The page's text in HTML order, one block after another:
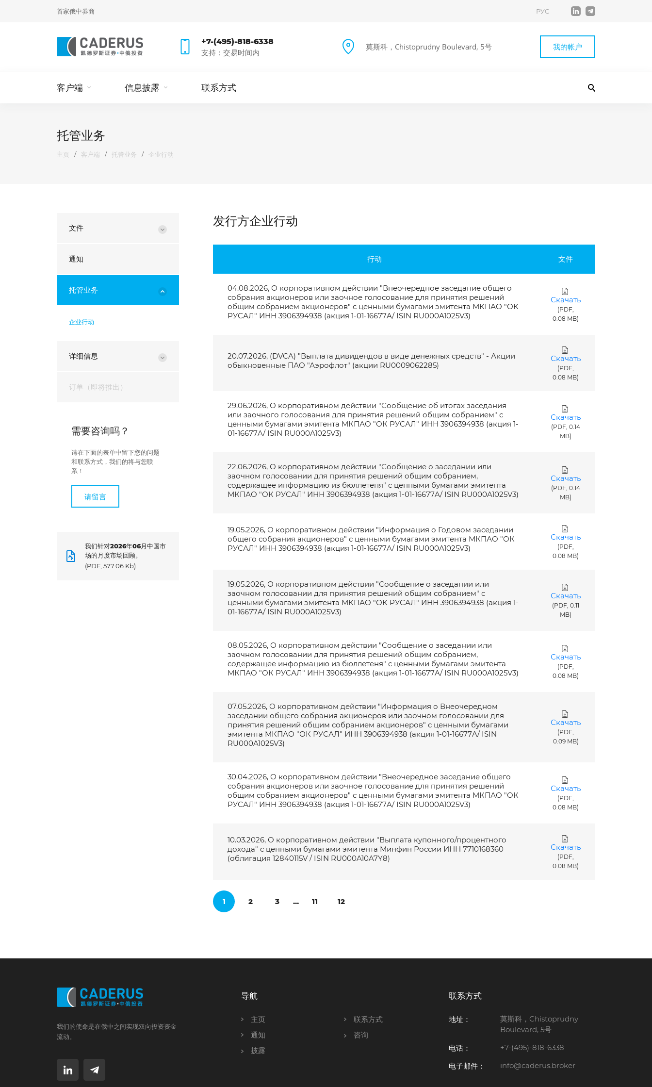
首家俄中券商 РУС
+7-(495)-818-6338
支持：交易时间内
莫斯科，Chistoprudny Boulevard, 5号 我的帐户
客户端 信息披露 联系方式
托管业务
主页 / 客户端 / 托管业务 / 企业行动
文件
通知
托管业务
企业行动
详细信息
订单（即将推出）
需要咨询吗？
请在下面的表单中留下您的问题
和联系方式，我们的将与您联
系！
请留言
我们针对2026年06月中国市
场的月度市场回顾。
(PDF, 577.06 Kb)
发行方企业行动
行动 文件
04.08.2026, О корпоративном действии "Внеочередное заседание общего
собрания акционеров или заочное голосование для принятия решений
общим собранием акционеров" с ценными бумагами эмитента МКПАО "ОК
РУСАЛ" ИНН 3906394938 (акция 1-01-16677A/ ISIN RU000A1025V3)
Скачать
(PDF,
0.08 MB)
20.07.2026, (DVCA) "Выплата дивидендов в виде денежных средств" - Акции
обыкновенные ПАО "Аэрофлот" (акции RU0009062285)
Скачать
(PDF,
0.08 MB)
29.06.2026, О корпоративном действии "Сообщение об итогах заседания
или заочного голосования для принятия решений общим собранием" с
ценными бумагами эмитента МКПАО "ОК РУСАЛ" ИНН 3906394938 (акция 1-
01-16677A/ ISIN RU000A1025V3)
Скачать
(PDF, 0.14
MB)
22.06.2026, О корпоративном действии "Сообщение о заседании или
заочном голосовании для принятия решений общим собранием,
содержащее информацию из бюллетеня" с ценными бумагами эмитента
МКПАО "ОК РУСАЛ" ИНН 3906394938 (акция 1-01-16677A/ ISIN RU000A1025V3)
Скачать
(PDF, 0.14
MB)
19.05.2026, О корпоративном действии "Информация о Годовом заседании
общего собрания акционеров" с ценными бумагами эмитента МКПАО "ОК
РУСАЛ" ИНН 3906394938 (акция 1-01-16677A/ ISIN RU000A1025V3)
Скачать
(PDF,
0.08 MB)
19.05.2026, О корпоративном действии "Сообщение о заседании или
заочном голосовании для принятия решений общим собранием" с
ценными бумагами эмитента МКПАО "ОК РУСАЛ" ИНН 3906394938 (акция 1-
01-16677A/ ISIN RU000A1025V3)
Скачать
(PDF, 0.11
MB)
08.05.2026, О корпоративном действии "Сообщение о заседании или
заочном голосовании для принятия решений общим собранием,
содержащее информацию из бюллетеня" с ценными бумагами эмитента
МКПАО "ОК РУСАЛ" ИНН 3906394938 (акция 1-01-16677A/ ISIN RU000A1025V3)
Скачать
(PDF,
0.08 MB)
07.05.2026, О корпоративном действии "Информация о Внеочередном
заседании общего собрания акционеров или заочном голосовании для
принятия решений общим собранием акционеров" с ценными бумагами
эмитента МКПАО "ОК РУСАЛ" ИНН 3906394938 (акция 1-01-16677A/ ISIN
RU000A1025V3)
Скачать
(PDF,
0.09 MB)
30.04.2026, О корпоративном действии "Внеочередное заседание общего
собрания акционеров или заочное голосование для принятия решений
общим собранием акционеров" с ценными бумагами эмитента МКПАО "ОК
РУСАЛ" ИНН 3906394938 (акция 1-01-16677A/ ISIN RU000A1025V3)
Скачать
(PDF,
0.08 MB)
10.03.2026, О корпоративном действии "Выплата купонного/процентного
дохода" с ценными бумагами эмитента Минфин России ИНН 7710168360
(облигация 12840115V / ISIN RU000A10A7Y8)
Скачать
(PDF,
0.08 MB)
1 2 3 ... 11 12
我们的使命是在俄中之间实现双向投资资金
流动。
导航
主页
通知
披露
联系方式
咨询
联系方式
地址：
莫斯科，Chistoprudny
Boulevard, 5号
电话： +7-(495)-818-6338
电子邮件： info@caderus.broker
请输入图中的字符： *